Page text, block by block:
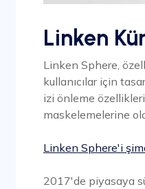
Linken
Linken Sphere,
kullanıcılar için
izi önleme
maskelemelerine
Linken Sphere'i
2017'de piyasaya